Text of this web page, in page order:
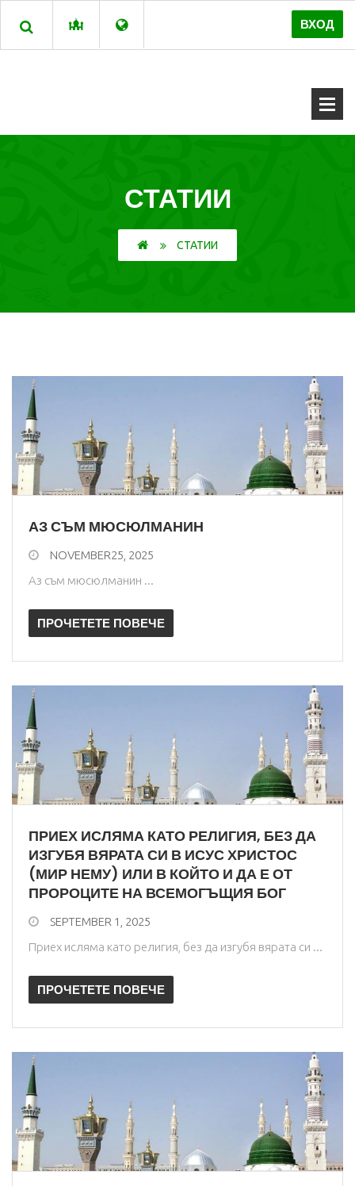
ВХОД
СТАТИИ
СТАТИИ
АЗ СЪМ МЮСЮЛМАНИН
NOVEMBER25, 2025
Аз съм мюсюлманин ...
ПРОЧЕТЕТЕ ПОВЕЧЕ
ПРИЕХ ИСЛЯМА КАТО РЕЛИГИЯ, БЕЗ ДА
ИЗГУБЯ ВЯРАТА СИ В ИСУС ХРИСТОС
(МИР НЕМУ) ИЛИ В КОЙТО И ДА Е ОТ
ПРОРОЦИТЕ НА ВСЕМОГЪЩИЯ БОГ
SEPTEMBER 1, 2025
Приех исляма като религия, без да изгубя вярата си ...
ПРОЧЕТЕТЕ ПОВЕЧЕ